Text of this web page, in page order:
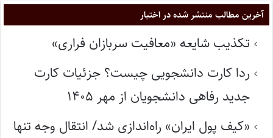
آخرین مطالب منتشر شده در اختبار
تکذیب شایعه «معافیت سربازان فراری»
ردا کارت دانشجویی چیست؟ جزئیات کارت
جدید رفاهی دانشجویان از مهر ۱۴۰۵
«کیف پول ایران» راه‌اندازی شد/ انتقال وجه تنها